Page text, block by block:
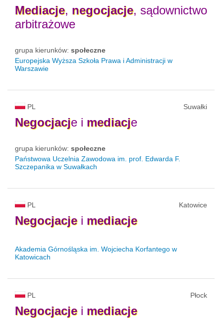
Mediacje, negocjacje, sądownictwo
arbitrażowe
grupa kierunków: społeczne
Europejska Wyższa Szkoła Prawa i Administracji w
Warszawie
PL Suwałki
​Negocjacje i mediacje
grupa kierunków: społeczne
Państwowa Uczelnia Zawodowa im. prof. Edwarda F.
Szczepanika w Suwałkach
PL Katowice
Negocjacjei mediacje
Akademia Górnośląska im. Wojciecha Korfantego w
Katowicach
PL Płock
Negocjacjei mediacje